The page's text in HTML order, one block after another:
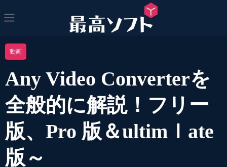
動画
Any Video Converterを
全般的に解説！フリー
版、Pro 版＆ultimｌate
版～